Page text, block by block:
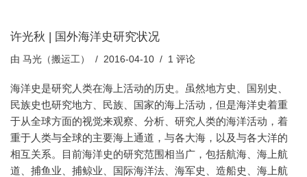
许光秋 | 国外海洋史研究状况
由 马光（搬运工） 2016-04-10 1 评论
海洋史是研究人类在海上活动的历史。虽然地方史、国别史、
民族史也研究地方、民族、国家的海上活动，但是海洋史着重
于从全球方面的视觉来观察、分析、研究人类的海洋活动，着
重于人类与全球的主要海上通道，与各大海，以及与各大洋的
相互关系。目前海洋史的研究范围相当广，包括航海、海上航
道、捕鱼业、捕鲸业、国际海洋法、海军史、造船史、海上航